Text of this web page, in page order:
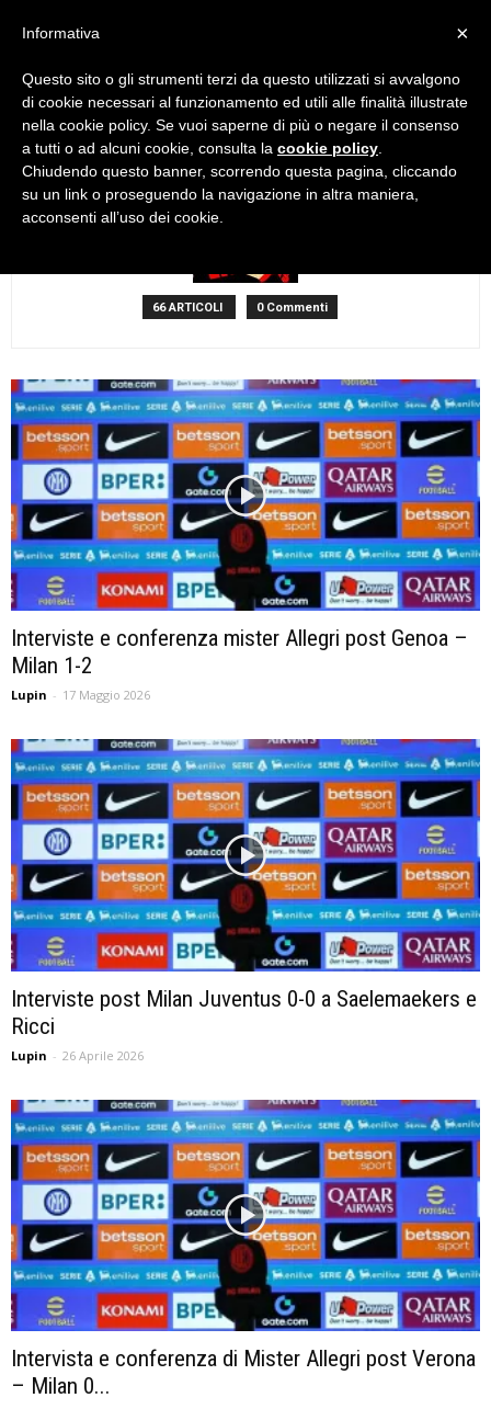
Home Autori Articoli di Lupin
Lupin
66 ARTICOLI 0 Commenti
Interviste e conferenza mister Allegri post Genoa –
Milan 1-2
Lupin - 17 Maggio 2026
Interviste post Milan Juventus 0-0 a Saelemaekers e
Ricci
Lupin - 26 Aprile 2026
Intervista e conferenza di Mister Allegri post Verona
– Milan 0...
×
Informativa
Questo sito o gli strumenti terzi da questo utilizzati si avvalgono
di cookie necessari al funzionamento ed utili alle finalità illustrate
nella cookie policy. Se vuoi saperne di più o negare il consenso
a tutti o ad alcuni cookie, consulta la cookie policy
Chiudendo questo banner, scorrendo questa pagina, cliccando
su un link o proseguendo la navigazione in altra maniera,
acconsenti all’uso dei cookie.